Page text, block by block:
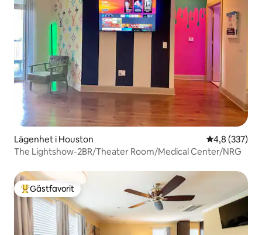
Lägenhet i Houston 4,8 av 5 i
4,8 (337)
The Lightshow-2BR/Theater Room/Medical Center/NRG
Populär gästfavorit
Gästfavorit